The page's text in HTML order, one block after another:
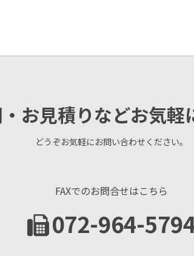
お見積りなどお気軽
どうぞお気軽にお問い合わせください。
FAXでのお問合せはこちら
072-964-